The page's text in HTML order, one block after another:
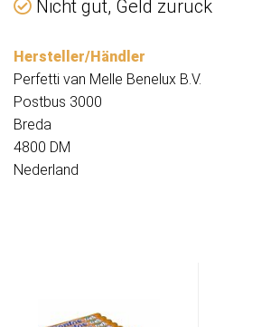
Nicht gut, Geld zurück
Hersteller/Händler
Perfetti van Melle Benelux B.V.
Postbus 3000
Breda
4800 DM
Nederland